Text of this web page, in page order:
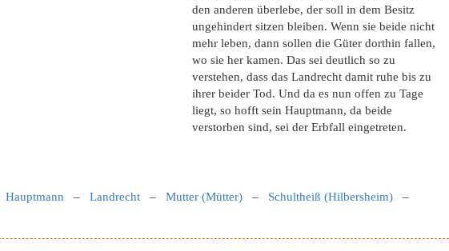
den anderen überlebe, der soll in dem Besitz
ungehindert sitzen bleiben. Wenn sie beide nicht
mehr leben, dann sollen die Güter dorthin fallen,
wo sie her kamen. Das sei deutlich so zu
verstehen, dass das Landrecht damit ruhe bis zu
ihrer beider Tod. Und da es nun offen zu Tage
liegt, so hofft sein Hauptmann, da beide
verstorben sind, sei der Erbfall eingetreten.
Hauptmann – Landrecht – Mutter (Mütter) – Schultheiß (Hilbersheim) –